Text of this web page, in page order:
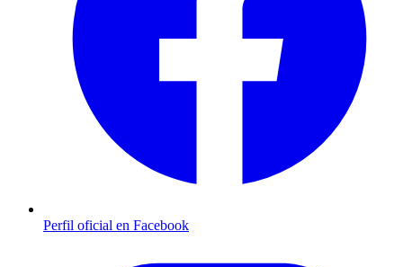
Perfil oficial en Facebook